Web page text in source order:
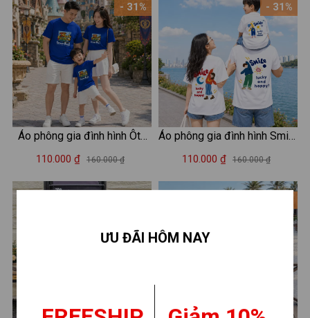
- 31%
Áo phông gia đình hình Ôto
Family Vacation - Loza
110.000 ₫ 160.000 ₫
- 31%
Áo phông gia đình hình Smile
đáng yêu - Áo đồng phục gia
110.000 ₫ 160.000 ₫
ƯU ĐÃI HÔM NAY